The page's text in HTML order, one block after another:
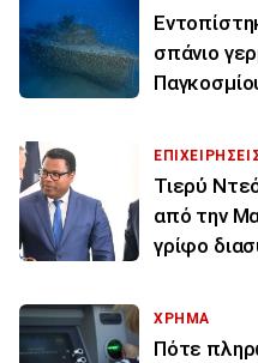
σπάνιο
Τιερύ
από την
γρίφο
ΧΡΗΜΑ
Πότε